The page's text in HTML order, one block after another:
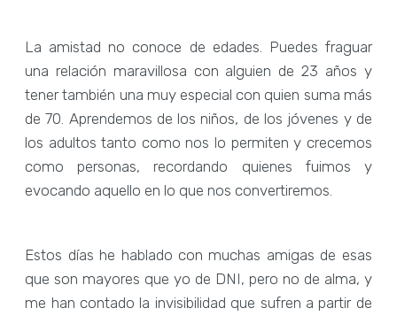
La amistad no conoce de edades. Puedes fraguar
una relación maravillosa con alguien de 23 años y
tener también una muy especial con quien suma más
de 70. Aprendemos de los niños, de los jóvenes y de
los adultos tanto como nos lo permiten y crecemos
como personas, recordando quienes fuimos y
evocando aquello en lo que nos convertiremos.
Estos días he hablado con muchas amigas de esas
que son mayores que yo de DNI, pero no de alma, y
me han contado la invisibilidad que sufren a partir de